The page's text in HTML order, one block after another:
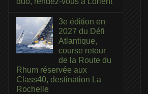
3e édition en
2027 du Défi
Atlantique,
course retour
de la Route du
Rhum réservée aux
Class40, destination La
Rochelle